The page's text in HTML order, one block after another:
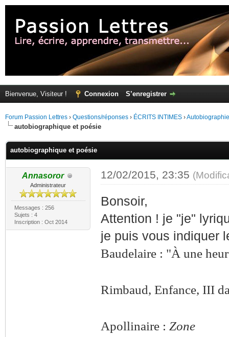
Bienvenue, Visiteur ! Connexion S’enregistrer
Forum Passion Lettres › Questions/réponses › ÉCRITS INTIMES ›Autobiographie
autobiographique et poésie
autobiographique et poésie
Annasoror
Administrateur
Messages : 256
Sujets : 4
Inscription : Oct 2014
12/02/2015, 23:35
Bonsoir,
Attention ! je "je"
je puis vous indiquer
Baudelaire : "À une
Rimbaud, Enfance, III
Apollinaire : Zone